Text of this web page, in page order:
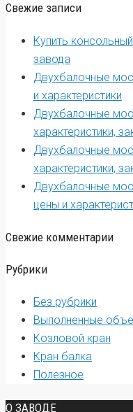
Свежие записи
Купить
завода
Двухбалочные
и характеристики
Двухбалочные
характеристики,
Двухбалочные
характеристики,
Двухбалочные
цены и
Свежие комментарии
Рубрики
Без рубрики
Выполненные
Козловой кран
Кран балка
Полезное
О ЗАВОДЕ